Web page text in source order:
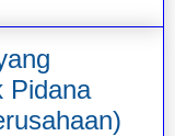
Pidana